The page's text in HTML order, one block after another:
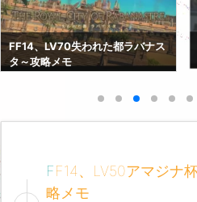
FF14、LV70失われた都ラバナス
タ～攻略メモ
FF14、LV50アマジナ杯闘技会決勝戦～攻
略メモ